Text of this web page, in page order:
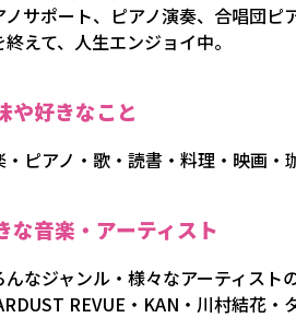
ノサポート、ピアノ演奏、合唱団ピ
えて、人生エンジョイ中。
や好きなこと
・ピアノ・歌・読書・料理・映画・
な音楽・アーティスト
んなジャンル・様々なアーティスト
REVUE・KAN・川村結花